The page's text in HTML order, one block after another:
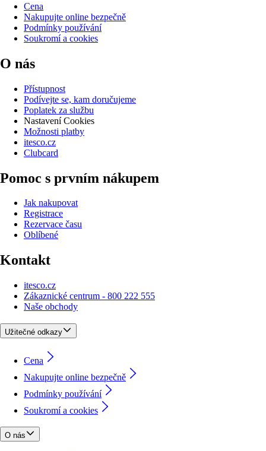
Cena
Nakupujte online bezpečně
Podmínky používání
Soukromí a cookies
O nás
Přístupnost
Podívejte se, kam doručujeme
Poplatek za službu
Nastavení Cookies
Možnosti platby
itesco.cz
Clubcard
Pomoc s prvním nákupem
Jak nakupovat
Registrace
Rezervace času
Oblíbené
Kontakt
itesco.cz
Zákaznické centrum - 800 222 555
Naše obchody
Užitečné odkazy
Cena
Nakupujte online bezpečně
Podmínky používání
Soukromí a cookies
O nás